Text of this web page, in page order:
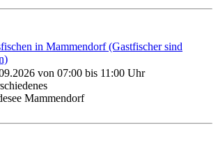
in Mammendorf (Gastfischer sind
von 07:00 bis 11:00 Uhr
Mammendorf